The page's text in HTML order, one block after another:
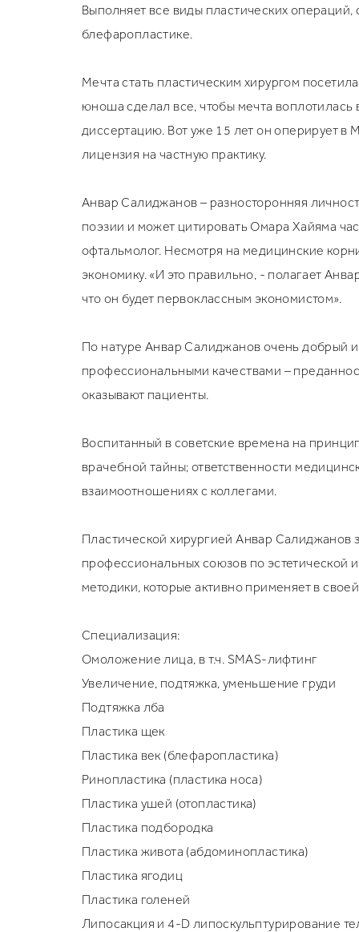
Выполняет все виды пластических
блефаропластике.
Мечта стать пластическим хирургом
юноша сделал все, чтобы мечта воплотилась
диссертацию. Вот уже 15 лет он оперирует в
лицензия на частную практику.
Анвар Салиджанов – разносторонняя
поэзии и может цитировать Омара Хайяма
офтальмолог. Несмотря на медицинские
экономику. «И это правильно, - полагает
что он будет первоклассным экономистом».
По натуре Анвар Салиджанов очень добрый
профессиональными качествами –
оказывают пациенты.
Воспитанный в советские времена на
врачебной тайны; ответственности
взаимоотношениях с коллегами.
Пластической хирургией Анвар Салиджанов
профессиональных союзов по эстетической
методики, которые активно применяет в
Специализация:
Омоложение лица, в т.ч. SMAS-лифтинг
Увеличение, подтяжка, уменьшение груди
Подтяжка лба
Пластика щек
Пластика век (блефаропластика)
Ринопластика (пластика носа)
Пластика ушей (отопластика)
Пластика подбородка
Пластика живота (абдоминопластика)
Пластика ягодиц
Пластика голеней
Липосакция и 4-D липоскульптурирование